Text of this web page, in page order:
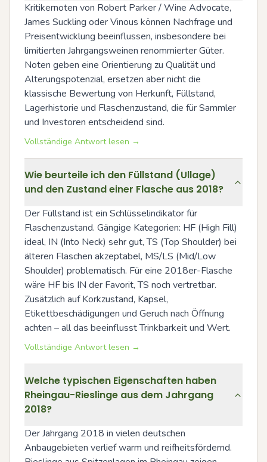
Kritikernoten von Robert Parker / Wine Advocate,
James Suckling oder Vinous können Nachfrage und
Preisentwicklung beeinflussen, insbesondere bei
limitierten Jahrgangsweinen renommierter Güter.
Noten geben eine Orientierung zu Qualität und
Alterungspotenzial, ersetzen aber nicht die
klassische Bewertung von Herkunft, Füllstand,
Lagerhistorie und Flaschenzustand, die für Sammler
und Investoren entscheidend sind.
Vollständige Antwort lesen →
Wie beurteile ich den Füllstand (Ullage)
und den Zustand einer Flasche aus 2018?
Der Füllstand ist ein Schlüsselindikator für
Flaschenzustand. Gängige Kategorien: HF (High Fill)
ideal, IN (Into Neck) sehr gut, TS (Top Shoulder) bei
älteren Flaschen akzeptabel, MS/LS (Mid/Low
Shoulder) problematisch. Für eine 2018er-Flasche
wäre HF bis IN der Favorit, TS noch vertretbar.
Zusätzlich auf Korkzustand, Kapsel,
Etikettbeschädigungen und Geruch nach Öffnung
achten – all das beeinflusst Trinkbarkeit und Wert.
Vollständige Antwort lesen →
Welche typischen Eigenschaften haben
Rheingau-Rieslinge aus dem Jahrgang
2018?
Der Jahrgang 2018 in vielen deutschen
Anbaugebieten verlief warm und reifheitsfördernd.